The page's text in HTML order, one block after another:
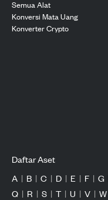
Semua Alat
Konversi Mata Uang
Konverter Crypto
Daftar Aset
A | B | C | D | E | F | G
Q | R | S | T | U | V | W